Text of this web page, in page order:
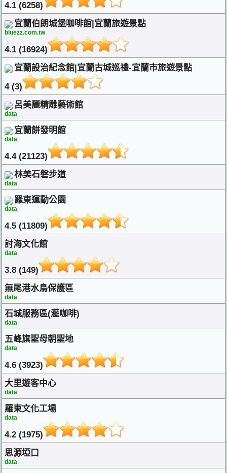
4.1 (6258)
宜蘭伯朗城堡咖啡館|宜蘭旅遊景點
bluezz.com.tw
4.1 (16924)
宜蘭設治紀念館|宜蘭古城巡禮-宜蘭市旅遊景點
4 (3)
呂美麗精雕藝術館
data
宜蘭餅發明館
data
4.4 (21123)
林美石磐步道
data
羅東運動公園
data
4.5 (11809)
討海文化館
data
3.8 (149)
無尾港水鳥保護區
data
石城服務區(灆咖啡)
data
五峰旗聖母朝聖地
data
4.6 (3923)
大里遊客中心
data
羅東文化工場
data
4.2 (1975)
思源埡口
data